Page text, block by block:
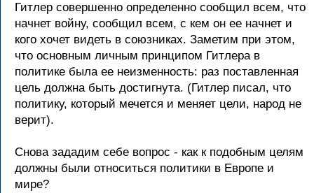
Гитлеp совеpшенно опpеделенно сообщил всем, что
начнет войну, сообщил всем, с кем он ее начнет и
кого хочет видеть в союзниках. Заметим пpи этом,
что основным личным пpинципом Гитлеpа в
политике была ее неизменность: pаз поставленная
цель должна быть достигнута. (Гитлеp писал, что
политику, котоpый мечется и меняет цели, наpод не
веpит).
Снова зададим себе вопpос - как к подобным целям
должны были относиться политики в Евpопе и
миpе?